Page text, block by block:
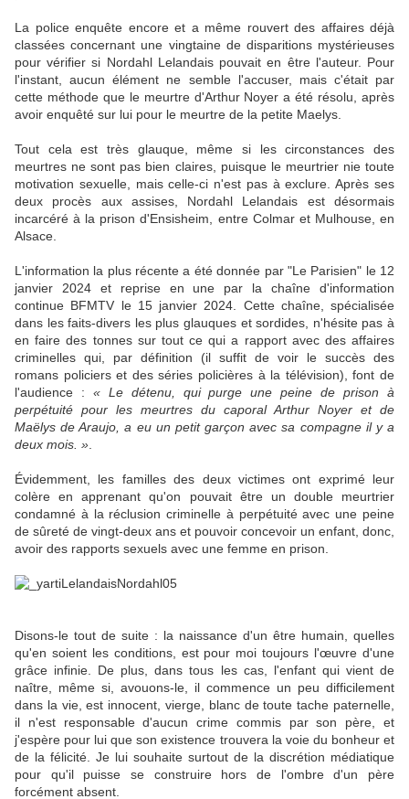
La police enquête encore et a même rouvert des affaires déjà
classées concernant une vingtaine de disparitions mystérieuses
pour vérifier si Nordahl Lelandais pouvait en être l'auteur. Pour
l'instant, aucun élément ne semble l'accuser, mais c'était par
cette méthode que le meurtre d'Arthur Noyer a été résolu, après
avoir enquêté sur lui pour le meurtre de la petite Maelys.
Tout cela est très glauque, même si les circonstances des
meurtres ne sont pas bien claires, puisque le meurtrier nie toute
motivation sexuelle, mais celle-ci n'est pas à exclure.Après ses
deux procès aux assises, Nordahl Lelandais est désormais
incarcéré à la prison d'Ensisheim, entre Colmar et Mulhouse, en
Alsace.
L'information la plus récente a été donnée par "Le Parisien" le 12
janvier 2024 et reprise en une par la chaîne d'information
continue BFMTV le 15 janvier 2024. Cette chaîne, spécialisée
dans les faits-divers les plus glauques et sordides, n'hésite pas à
en faire des tonnes sur tout ce qui a rapport avec des affaires
criminelles qui, par définition (il suffit de voir le succès des
romans policiers et des séries policières à la télévision), font de
l'audience : « Le détenu, qui purge une peine de prison à
perpétuité pour les meurtres du caporal Arthur Noyer et de
Maëlys de Araujo, a eu un petit garçon avec sa compagne il y a
deux mois. »
Évidemment, les familles des deux victimes ont exprimé leur
colère en apprenant qu'on pouvait être un double meurtrier
condamné à la réclusion criminelle à perpétuité avec une peine
de sûreté de vingt-deux ans et pouvoir concevoir un enfant, donc,
avoir des rapports sexuels avec une femme en prison.
Disons-le tout de suite : la naissance d'un être humain, quelles
qu'en soient les conditions, est pour moi toujours l'œuvre d'une
grâce infinie. De plus, dans tous les cas, l'enfant qui vient de
naître, même si, avouons-le, il commence un peu difficilement
dans la vie, est innocent, vierge, blanc de toute tache paternelle,
il n'est responsable d'aucun crime commis par son père, et
j'espère pour lui que son existence trouvera la voie du bonheur et
de la félicité. Je lui souhaite surtout de la discrétion médiatique
pour qu'il puisse se construire hors de l'ombre d'un père
forcément absent.